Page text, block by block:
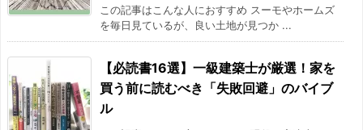
この記事はこんな人におすすめ スーモやホームズ
を毎日見ているが、良い土地が見つか ...
【必読書16選】一級建築士が厳選！家を
買う前に読むべき「失敗回避」のバイブ
ル